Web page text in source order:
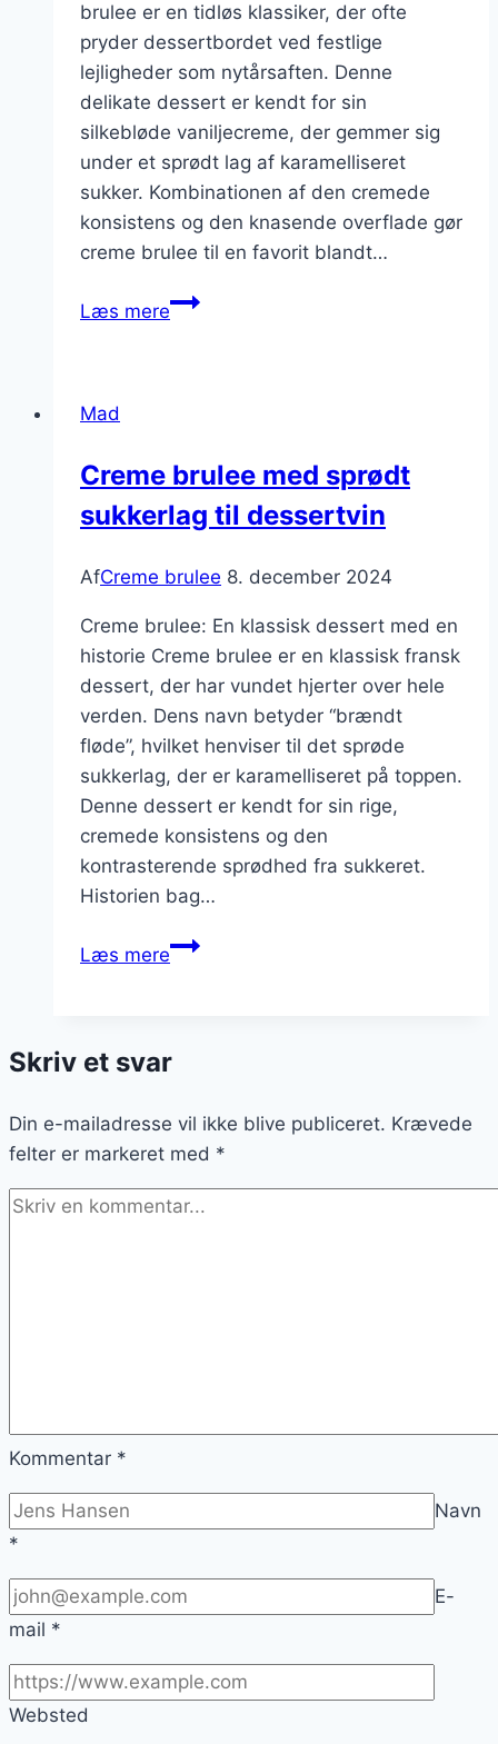
brulee er en tidløs klassiker, der ofte
pryder dessertbordet ved festlige
lejligheder som nytårsaften. Denne
delikate dessert er kendt for sin
silkebløde vaniljecreme, der gemmer sig
under et sprødt lag af karamelliseret
sukker. Kombinationen af den cremede
konsistens og den knasende overflade gør
creme brulee til en favorit blandt…
Læs mereDessert
Mad
Creme brulee med sprødt
sukkerlag til dessertvin
AfCreme brulee 8. december 2024
Creme brulee: En klassisk dessert med en
historie Creme brulee er en klassisk fransk
dessert, der har vundet hjerter over hele
verden. Dens navn betyder “brændt
fløde”, hvilket henviser til det sprøde
sukkerlag, der er karamelliseret på toppen.
Denne dessert er kendt for sin rige,
cremede konsistens og den
kontrasterende sprødhed fra sukkeret.
Historien bag…
Læs mereCreme
sukkerlag
dessertvin
Skriv et svar
Din e-mailadresse vil ikke blive publiceret. Krævede
felter er markeret med *
Kommentar *
Navn
*
E-
mail *
Websted